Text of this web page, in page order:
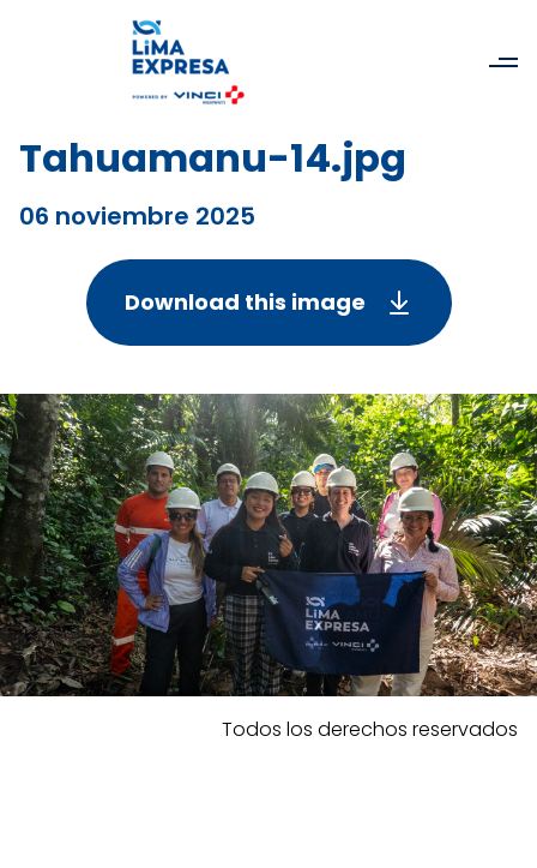
Tahuamanu-14.jpg
06 noviembre 2025
Download this image
Todos los derechos reservados